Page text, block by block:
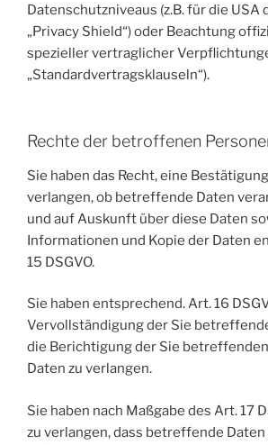
Datenschutzniveaus (z.B. für die USA
„Privacy Shield“) oder Beachtung
spezieller vertraglicher
„Standardvertragsklauseln“).
Rechte der betroffenen
Sie haben das Recht, eine
verlangen, ob betreffende Daten
und auf Auskunft über diese Daten
Informationen und Kopie der Daten
15 DSGVO.
Sie haben entsprechend. Art. 16
Vervollständigung der Sie
die Berichtigung der Sie
Daten zu verlangen.
Sie haben nach Maßgabe des Art. 17
zu verlangen, dass betreffende